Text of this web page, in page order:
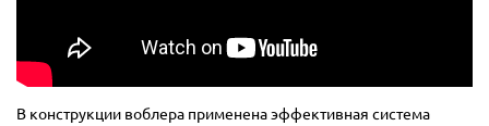
В конструкции воблера применена эффективная система